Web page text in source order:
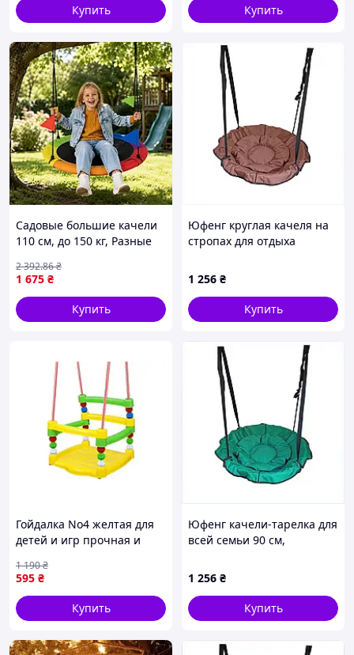
Купить
Купить
Садовые большие качели
110 см, до 150 кг, Разные
аиста / Качели с
металлическим каркасом
1 675 ₴
2 392.86₴
Купить
Юфенг круглая качеля на
стропах для отдыха
1 256 ₴
Купить
Гойдалка No4 желтая для
детей и игр прочная и
для активного отдыха
595 ₴
1 190₴
Купить
Юфенг качели-тарелка для
всей семьи 90 см,
1 256 ₴
Купить